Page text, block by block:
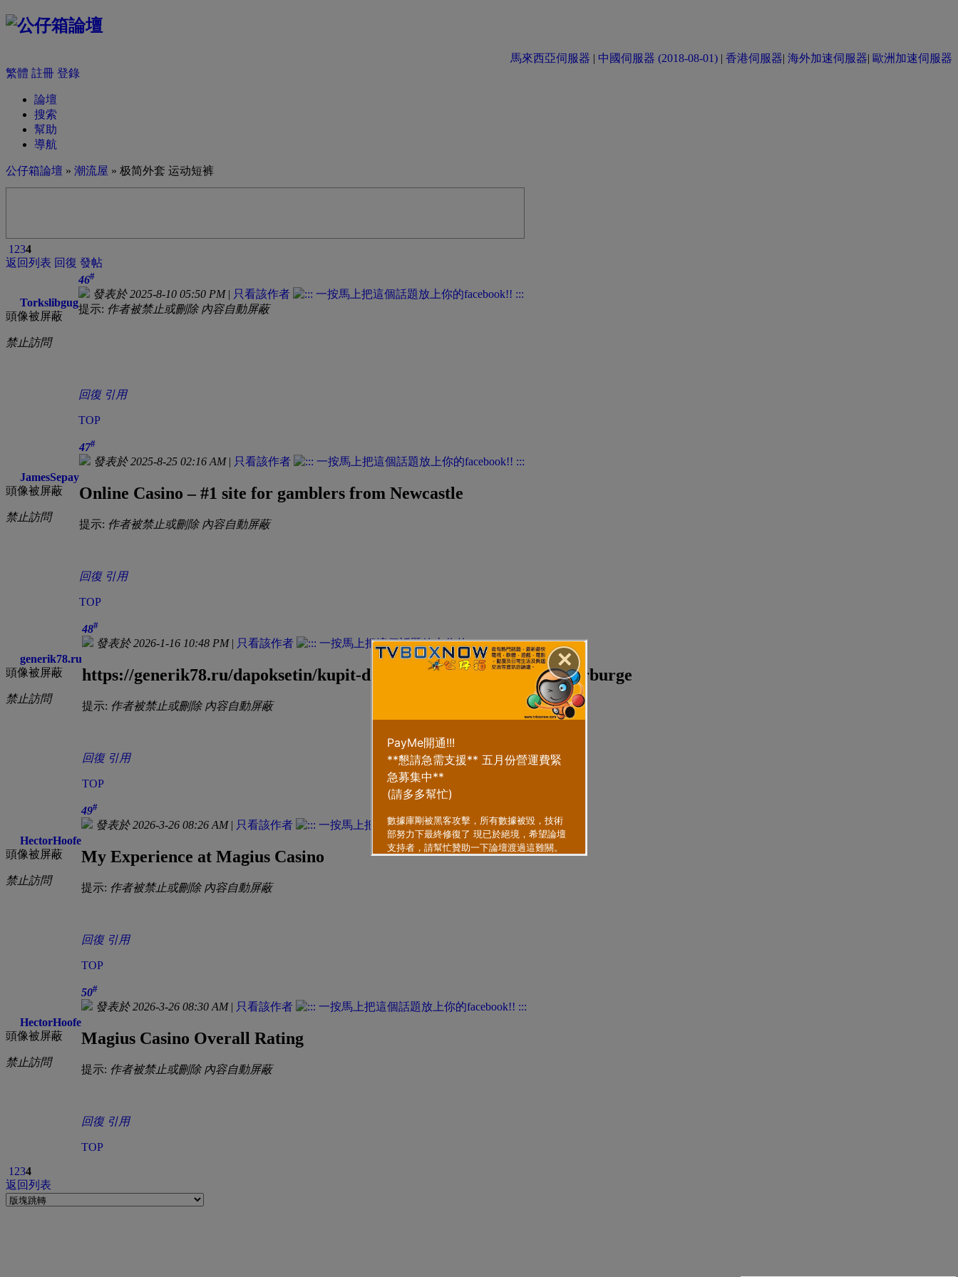
✕
馬來西亞伺服器 | 中國伺服器 (2018-08-01) | 香港伺服器| 海外加速伺服器| 歐洲加速伺服器
繁體 註冊 登錄
論壇
搜索
幫助
導航
公仔箱論壇 » 潮流屋 » 极简外套 运动短裤
1 234
返回列表 回復 發帖
Torkslibgug
頭像被屏蔽
禁止訪問
46#
發表於 2025-8-10 05:50 PM| 只看該作者
提示: 作者被禁止或刪除 內容自動屏蔽
回復 引用
TOP
JamesSepay
頭像被屏蔽
禁止訪問
47#
發表於 2025-8-25 02:16 AM| 只看該作者
Online Casino – #1 site for gamblers from Newcastle
提示: 作者被禁止或刪除 內容自動屏蔽
回復 引用
TOP
generik78.ru
頭像被屏蔽
禁止訪問
48#
發表於 2026-1-16 10:48 PM| 只看該作者
https://generik78.ru/dapoksetin/kupit-dapoksetin-90mg-v-sankt-peterburge
提示: 作者被禁止或刪除 內容自動屏蔽
回復 引用
TOP
HectorHoofe
頭像被屏蔽
禁止訪問
49#
發表於 2026-3-26 08:26 AM| 只看該作者
My Experience at Magius Casino
提示: 作者被禁止或刪除 內容自動屏蔽
回復 引用
TOP
HectorHoofe
頭像被屏蔽
禁止訪問
50#
發表於 2026-3-26 08:30 AM| 只看該作者
Magius Casino Overall Rating
提示: 作者被禁止或刪除 內容自動屏蔽
回復 引用
TOP
1 234
返回列表